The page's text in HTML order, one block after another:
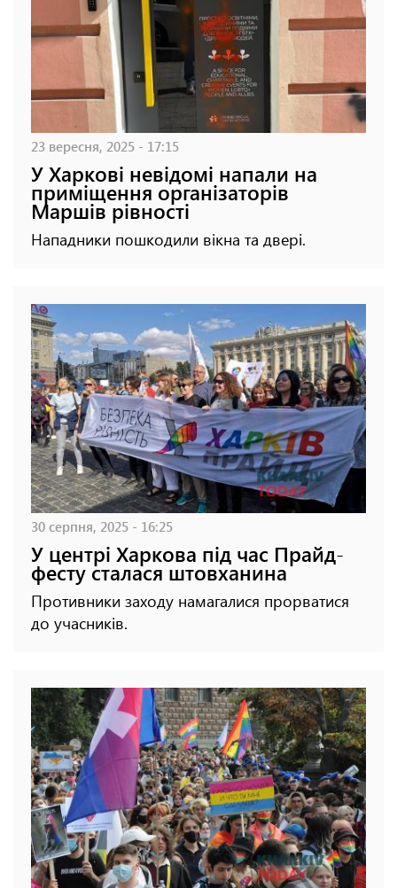
23 вересня, 2025 - 17:15
У Харкові невідомі напали на
приміщення організаторів
Маршів рівності
Нападники пошкодили вікна та двері.
30 серпня, 2025 - 16:25
У центрі Харкова під час Прайд-
фесту сталася штовханина
Противники заходу намагалися прорватися
до учасників.